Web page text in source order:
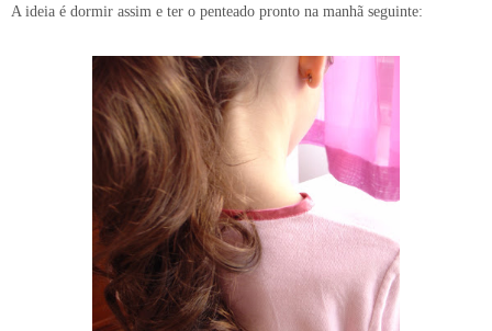
A ideia é dormir assim e ter o penteado pronto na manhã seguinte: